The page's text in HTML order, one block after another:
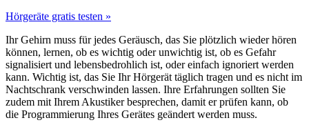
Hörgeräte gratis testen »
Ihr Gehirn muss für jedes Geräusch, das Sie plötzlich wieder hören
können, lernen, ob es wichtig oder unwichtig ist, ob es Gefahr
signalisiert und lebensbedrohlich ist, oder einfach ignoriert werden
kann. Wichtig ist, das Sie Ihr Hörgerät täglich tragen und es nicht im
Nachtschrank verschwinden lassen. Ihre Erfahrungen sollten Sie
zudem mit Ihrem Akustiker besprechen, damit er prüfen kann, ob
die Programmierung Ihres Gerätes geändert werden muss.